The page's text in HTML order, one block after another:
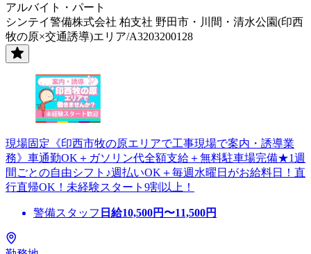
アルバイト・パート
シンテイ警備株式会社 柏支社 野田市・川間・清水公園(印西
牧の原×交通誘導)エリア/A3203200128
現場固定《印西市牧の原エリアで工事現場で案内・誘導業
務》車通勤OK＋ガソリン代全額支給＋無料駐車場完備★1週
間ごとの自由シフト♪週払いOK＋毎週水曜日がお給料日！直
行直帰OK！未経験スタート9割以上！
警備スタッフ 日給10,500円〜11,500円